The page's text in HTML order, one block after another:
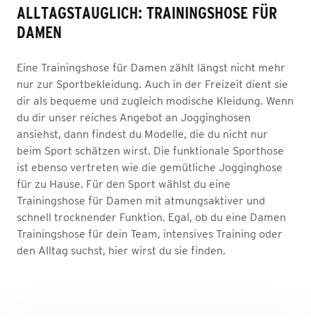
ALLTAGSTAUGLICH: TRAININGSHOSE FÜR
DAMEN
Eine Trainingshose für Damen zählt längst nicht mehr
nur zur Sportbekleidung. Auch in der Freizeit dient sie
dir als bequeme und zugleich modische Kleidung. Wenn
du dir unser reiches Angebot an Jogginghosen
ansiehst, dann findest du Modelle, die du nicht nur
beim Sport schätzen wirst. Die funktionale Sporthose
ist ebenso vertreten wie die gemütliche Jogginghose
für zu Hause. Für den Sport wählst du eine
Trainingshose für Damen mit atmungsaktiver und
schnell trocknender Funktion. Egal, ob du eine Damen
Trainingshose für dein Team, intensives Training oder
den Alltag suchst, hier wirst du sie finden.